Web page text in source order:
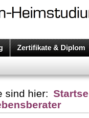
Zertifikate & Diplom
sind hier: